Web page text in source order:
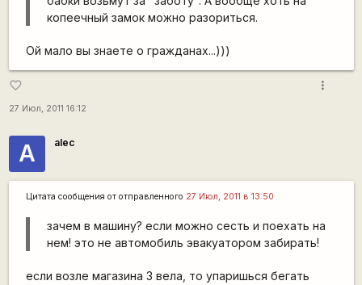
копеечный замок можно разориться.
Ой мало вы знаете о гражданах...)))
favorite_border
27 Июл, 2011 16:12
more_vert
А alec
Цитата сообщения от отправленного 27 Июл, 2011 в 13:50
зачем в машину? если можно сесть и поехать на
нем! это не автомобиль эвакуатором забирать!
если возле магазина 3 вела, то упаришься бегать